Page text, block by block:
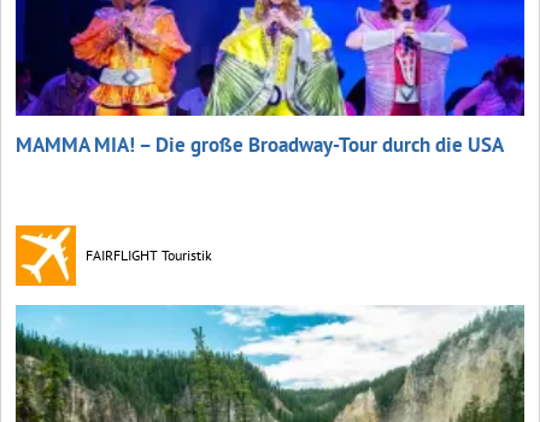
MAMMA MIA! – Die große Broadway-Tour durch die USA
FAIRFLIGHT Touristik